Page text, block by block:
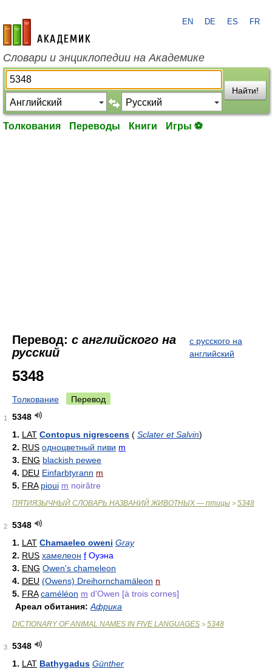
academic.ru
EN DE ES FR
Словари и энциклопедии на Академике
Найти!
Толкования Переводы Книги Игры ⚽
Перевод: с английского на
русский
с русского на
английский
5348
Толкование Перевод
1
5348
1. LAT Contopus nigrescens ( Sclater et Salvin)
2. RUS одноцветный пиви m
3. ENG blackish pewee
4. DEU Einfarbtyrann m
5. FRA pioui m noirâtre
ПЯТИЯЗЫЧНЫЙ СЛОВАРЬ НАЗВАНИЙ ЖИВОТНЫХ — птицы > 5348
2
5348
1. LAT Chamaeleo oweni Gray
2. RUS хамелеон f Оуэна
3. ENG Owen's chameleon
4. DEU (Owens) Dreihornchamäleon n
5. FRA caméléon m d'Owen [à trois cornes]
Ареал обитания: Африка
DICTIONARY OF ANIMAL NAMES IN FIVE LANGUAGES > 5348
3
5348
1. LAT Bathygadus Günther